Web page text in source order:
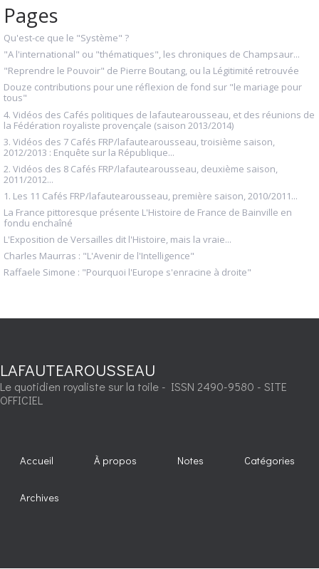
Pages
Qu'est-ce que le "Système" ?
"A l'international" ou "thématiques", les chroniques de Champsaur...
"Reprendre le Pouvoir" de Pierre Boutang, ou la Légitimité retrouvée
Douze contributions pour une réflexion de fond sur "le mariage pour
tous"
4. Vidéos des Cafés politiques de lafautearousseau, et des réunions de
la Fédération royaliste provençale (saison 2013/2014)
3. Vidéos des 7 Cafés FRP/lafautearousseau, troisième saison,
2012/2013 : Enquête sur la République...
2. Vidéos des 8 Cafés FRP/lafautearousseau, deuxième saison,
2011/2012...
1. Les 11 Cafés FRP/lafautearousseau, première saison, 2010/2011...
La France pittoresque présente L'Histoire de France de Bainville en
fondu enchaîné
L'Exposition de Versailles dit l'Histoire, mais la vraie...
Charles Maurras : "L'Avenir de l'Intelligence"
Raffaele Simone : "Pourquoi l'Europe s'enracine à droite"
LAFAUTEAROUSSEAU
Le quotidien royaliste sur la toile - ISSN 2490-9580 - SITE
OFFICIEL
Accueil À propos Notes Catégories
Archives